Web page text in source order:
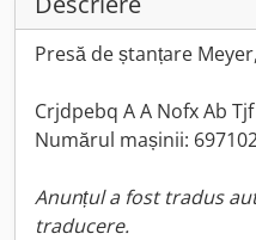
Presă de ștanțare
Crjdpebq A A Nofx Ab Tjf
Numărul mașinii:
Anunțul a fost tradus
traducere.